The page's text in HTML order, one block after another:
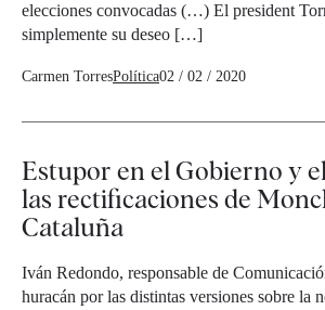
elecciones convocadas (…) El president
simplemente su deseo […]
Carmen TorresPolítica02 / 02 / 2020
Estupor en el Gobierno y
las rectificaciones de
Cataluña
Iván Redondo, responsable de
huracán por las distintas versiones sobre la